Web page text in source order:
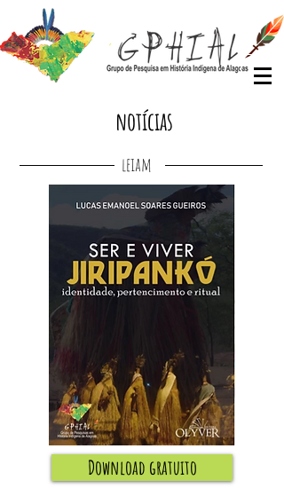
notícias
leiam
Download gratuito